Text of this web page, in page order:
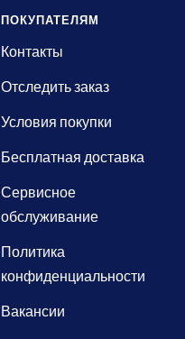
ПОКУПАТЕЛЯМ
Контакты
Отследить заказ
Условия покупки
Бесплатная доставка
Сервисное
обслуживание
Политика
конфиденциальности
Вакансии